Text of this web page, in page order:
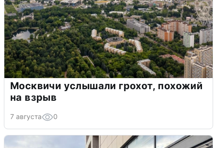
Москвичи услышали грохот, похожий
на взрыв
7 августа 0